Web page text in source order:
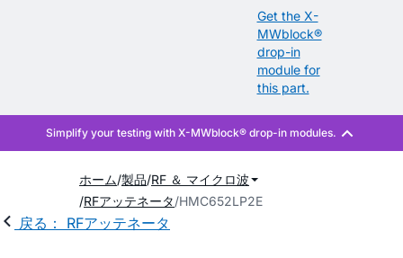
Get the X-
MWblock®
drop-in
module for
this part.
ホーム 製品 RF ＆ マイクロ波
RFアッテネータ HMC652LP2E
戻る： RFアッテネータ